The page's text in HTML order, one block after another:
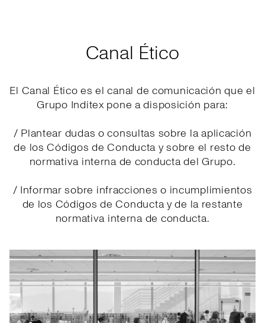
Canal Ético
El Canal Ético es el canal de comunicación que el
Grupo Inditex pone a disposición para:
/ Plantear dudas o consultas sobre la aplicación
de los Códigos de Conducta y sobre el resto de
normativa interna de conducta del Grupo.
/ Informar sobre infracciones o incumplimientos
de los Códigos de Conducta y de la restante
normativa interna de conducta.